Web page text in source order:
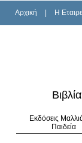
Αρχική H
Βιβλία
Εκδόσεις
Παιδεία